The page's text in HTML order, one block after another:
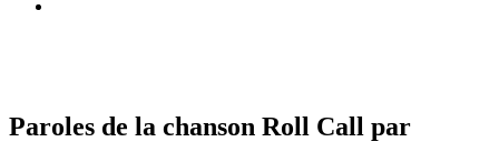
Paroles de la chanson Roll Call par